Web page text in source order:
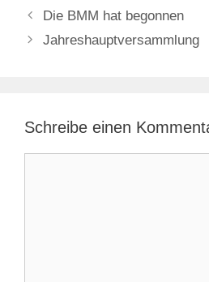
Die BMM hat begonnen
Jahreshauptversammlung
Schreibe einen